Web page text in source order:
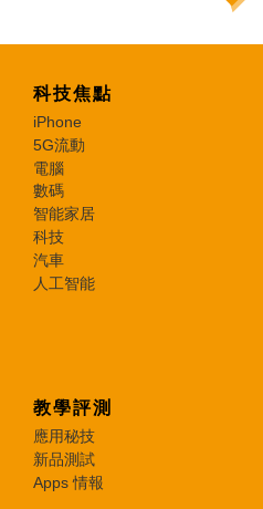
科技焦點
iPhone
5G流動
電腦
數碼
智能家居
科技
汽車
人工智能
教學評測
應用秘技
新品測試
Apps 情報